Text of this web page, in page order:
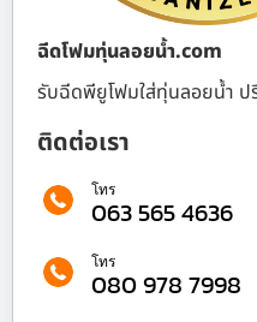
ฉีดโฟมทุ่นลอยน้ำ.com
รับฉีดพียูโฟมใส่ทุ่นลอยน้ำ ป
ติดต่อเรา
โทร
063 565 4636
โทร
080 978 7998